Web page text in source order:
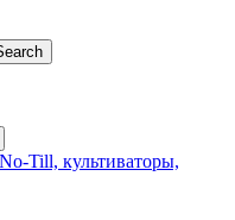
Till, культиваторы,